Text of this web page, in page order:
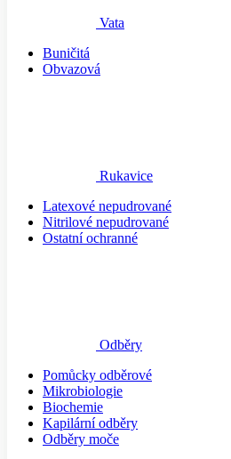
Vata
Buničitá
Obvazová
Rukavice
Latexové nepudrované
Nitrilové nepudrované
Ostatní ochranné
Odběry
Pomůcky odběrové
Mikrobiologie
Biochemie
Kapilární odběry
Odběry moče